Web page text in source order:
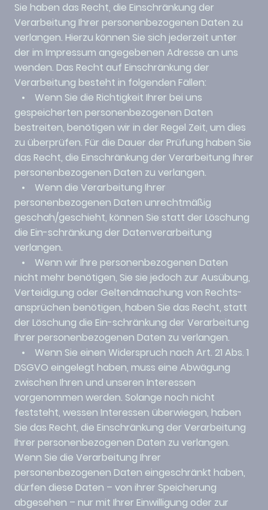
Sie haben das Recht, die Einschränkung der
Verarbeitung Ihrer personenbezogenen Daten zu
verlangen. Hierzu können Sie sich jederzeit unter
der im Impressum angegebenen Adresse an uns
wenden. Das Recht auf Einschränkung der
Verarbeitung besteht in folgenden Fällen:
• Wenn Sie die Richtigkeit Ihrer bei uns
gespeicherten personenbezogenen Daten
bestreiten, benötigen wir in der Regel Zeit, um dies
zu überprüfen. Für die Dauer der Prüfung haben Sie
das Recht, die Einschränkung der Verarbeitung Ihrer
personenbezogenen Daten zu verlangen.
• Wenn die Verarbeitung Ihrer
personenbezogenen Daten unrechtmäßig
geschah/geschieht, können Sie statt der Löschung
die Ein-schränkung der Datenverarbeitung
verlangen.
• Wenn wir Ihre personenbezogenen Daten
nicht mehr benötigen, Sie sie jedoch zur Ausübung,
Verteidigung oder Geltendmachung von Rechts-
ansprüchen benötigen, haben Sie das Recht, statt
der Löschung die Ein-schränkung der Verarbeitung
Ihrer personenbezogenen Daten zu verlangen.
• Wenn Sie einen Widerspruch nach Art. 21 Abs. 1
DSGVO eingelegt haben, muss eine Abwägung
zwischen Ihren und unseren Interessen
vorgenommen werden. Solange noch nicht
feststeht, wessen Interessen überwiegen, haben
Sie das Recht, die Einschränkung der Verarbeitung
Ihrer personenbezogenen Daten zu verlangen.
Wenn Sie die Verarbeitung Ihrer
personenbezogenen Daten eingeschränkt haben,
dürfen diese Daten – von ihrer Speicherung
abgesehen – nur mit Ihrer Einwilligung oder zur